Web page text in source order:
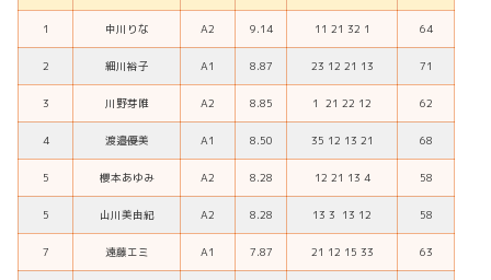
1 中川りな A2 9.14 11 21 32 1 64
2 細川裕子 A1 8.87 23 12 21 13 71
3 川野芽唯 A2 8.85 1 21 22 12 62
4 渡邉優美 A1 8.50 35 12 13 21 68
5 櫻本あゆみ A2 8.28 12 21 13 4 58
5 山川美由紀 A2 8.28 13 3 13 12 58
7 遠藤エミ A1 7.87 21 12 15 33 63